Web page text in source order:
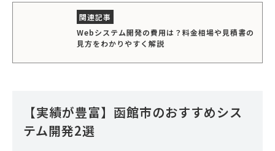
Webシステム開発の費用は？料金相場や見積書の
見方をわかりやすく解説
【実績が豊富】函館市のおすすめシス
テム開発2選